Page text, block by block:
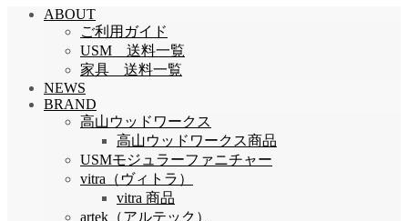
ABOUT
ご利用ガイド
USM 送料一覧
家具 送料一覧
NEWS
BRAND
高山ウッドワークス
高山ウッドワークス商品
USMモジュラーファニチャー
vitra（ヴィトラ）
vitra 商品
artek（アルテック）